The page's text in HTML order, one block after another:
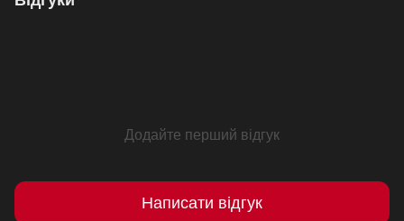
Додайте перший відгук
Написати відгук